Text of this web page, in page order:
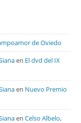
de Oviedo
en El dvd del IX
en Nuevo Premio
enCelso Albelo,